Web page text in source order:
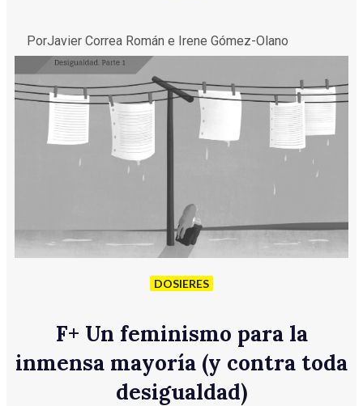
PorJavier Correa Román e Irene Gómez-Olano
DOSIERES
F+ Un feminismo para la
inmensa mayoría (y contra toda
desigualdad)